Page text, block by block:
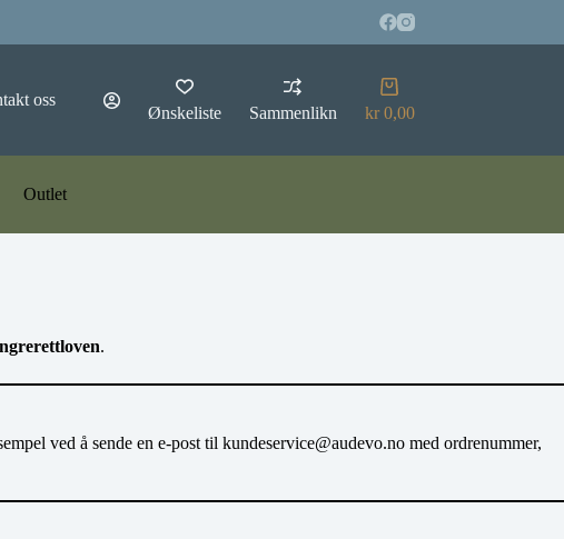
oss
Ønskeliste Sammenlikn
Handlekurv
kr0,00
Outlet
.
ved å sende en e-post til kundeservice@audevo.no med ordrenummer,